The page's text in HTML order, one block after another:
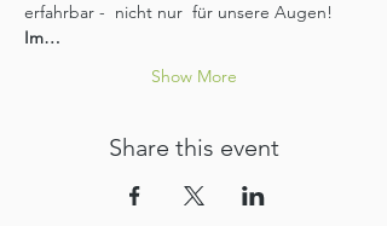
erfahrbar -  nicht nur  für unsere Augen!
Im…
Show More
Share this event